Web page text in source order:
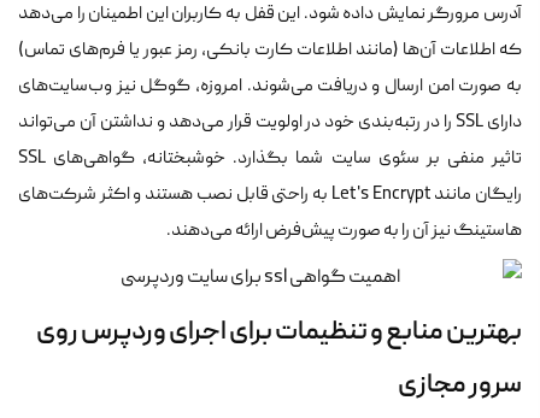
آدرس مرورگر نمایش داده شود. این قفل به کاربران این اطمینان را می‌دهد
که اطلاعات آن‌ها (مانند اطلاعات کارت بانکی، رمز عبور یا فرم‌های تماس)
به صورت امن ارسال و دریافت می‌شوند. امروزه، گوگل نیز وب‌سایت‌های
دارای SSL را در رتبه‌بندی خود در اولویت قرار می‌دهد و نداشتن آن می‌تواند
تاثیر منفی بر سئوی سایت شما بگذارد. خوشبختانه، گواهی‌های SSL
رایگان مانند Let's Encrypt به راحتی قابل نصب هستند و اکثر شرکت‌های
هاستینگ نیز آن را به صورت پیش‌فرض ارائه می‌دهند.
بهترین منابع و تنظیمات برای اجرای وردپرس روی
سرور مجازی